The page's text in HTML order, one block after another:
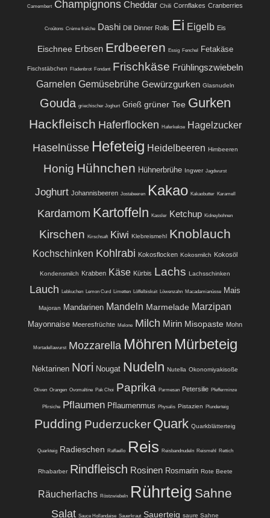
Camembert Champignons Cheddar Chili Cornflakes Cranberries
Croûtons Crème fraîche Dashi Dill Dinner Rolls Ei Eigelb Eis
Eischnee Erbsen Erdbeeren Essig Fenchel Fetakäse
Fischstäbchen Fladenbrot Fondant Frischkäse Frühlingszwiebeln
Garnelen Gemüsebrühe Gewürzgurken Glasnudeln
Gouda griechischer Joghurt Grieß grüner Tee Gurken
Hackfleisch Haferflocken Haferkekse Hagelzucker
Haselnüsse Hefeteig Heidelbeeren Himbeeren
Honig Hühnchen Hühnerbrühe Ingwer Jagdwurst
Joghurt Johannisbeeren Jostabeeren Kakao Kakaobutter Karamell
Kardamom Kartoffeln Kassler Ketchup Kidneybohnen
Kirschen Kirschsaft Kiwi Klebreismehl Knoblauch
Kochschinken Kohlrabi Kokosflocken Kokosmilch Kokosöl
Kondensmilch Krabben Käse Kürbis Lachs Lachsschinken
Lauch Lebkuchen Lemon Curd Limetten Löffelbiskuit Löwenzahn Macadamianüsse Mais
Majoran Mandarinen Mandeln Marmelade Marzipan
Mayonnaise Meeresfrüchte Melone Milch Mirin Misopaste Mohn
Mortadellawurst Mozzarella Möhren Mürbeteig
Nektarinen Nori Nougat Nudeln Nutella Okonomiyakisoße
Oliven Orangen Ovomaltine Pak Choi Paprika Parmesan Petersilie Pfefferminze
Pfirsiche Pflaumen Pflaumenmus Physalis Pistazien Plunderteig
Pudding Puderzucker Quark Quarkblätterteig
Quarkteig Radieschen Raffaello Reis Reisbandnudeln Reismehl Rettich
Rhabarber Rindfleisch Rosinen Rosmarin Rote Beete
Räucherlachs Röstzwiebeln Rührteig Sahne
Salat Sauce Hollandaise Sauerkraut Sauerteig saure Sahne